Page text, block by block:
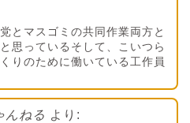
とマスゴミの共同作業両方と
思っているそして、こいつら
りのために働いている工作員
んねる より: